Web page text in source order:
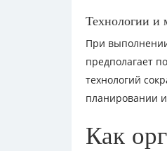
Технологии и
При
предполагает
технологий
планировании
Как